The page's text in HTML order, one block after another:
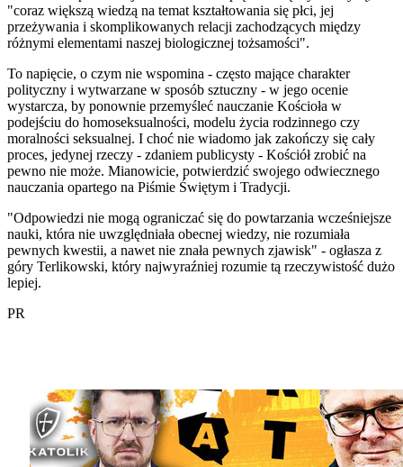
"coraz większą wiedzą na temat kształtowania się płci, jej
przeżywania i skomplikowanych relacji zachodzących między
różnymi elementami naszej biologicznej tożsamości".
To napięcie, o czym nie wspomina - często mające charakter
polityczny i wytwarzane w sposób sztuczny - w jego ocenie
wystarcza, by ponownie przemyśleć nauczanie Kościoła w
podejściu do homoseksualności, modelu życia rodzinnego czy
moralności seksualnej. I choć nie wiadomo jak zakończy się cały
proces, jedynej rzeczy - zdaniem publicysty - Kościół zrobić na
pewno nie może. Mianowicie, potwierdzić swojego odwiecznego
nauczania opartego na Piśmie Świętym i Tradycji.
"Odpowiedzi nie mogą ograniczać się do powtarzania wcześniejsze
nauki, która nie uwzględniała obecnej wiedzy, nie rozumiała
pewnych kwestii, a nawet nie znała pewnych zjawisk" - ogłasza z
góry Terlikowski, który najwyraźniej rozumie tą rzeczywistość dużo
lepiej.
PR